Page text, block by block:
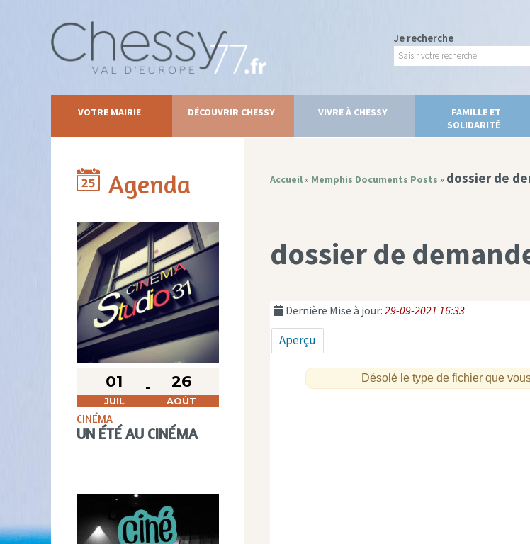
Je recherche
VOTRE MAIRIE DÉCOUVRIR CHESSY VIVRE À CHESSY
FAMILLE ET
SOLIDARITÉ
Agenda
01
JUIL
26
AOÛT
CINÉMA
UN ÉTÉ AU CINÉMA
Accueil» Memphis Documents Posts » dossier de
dossier de
Dernière Mise à jour: 29-09-2021 16:33
Aperçu